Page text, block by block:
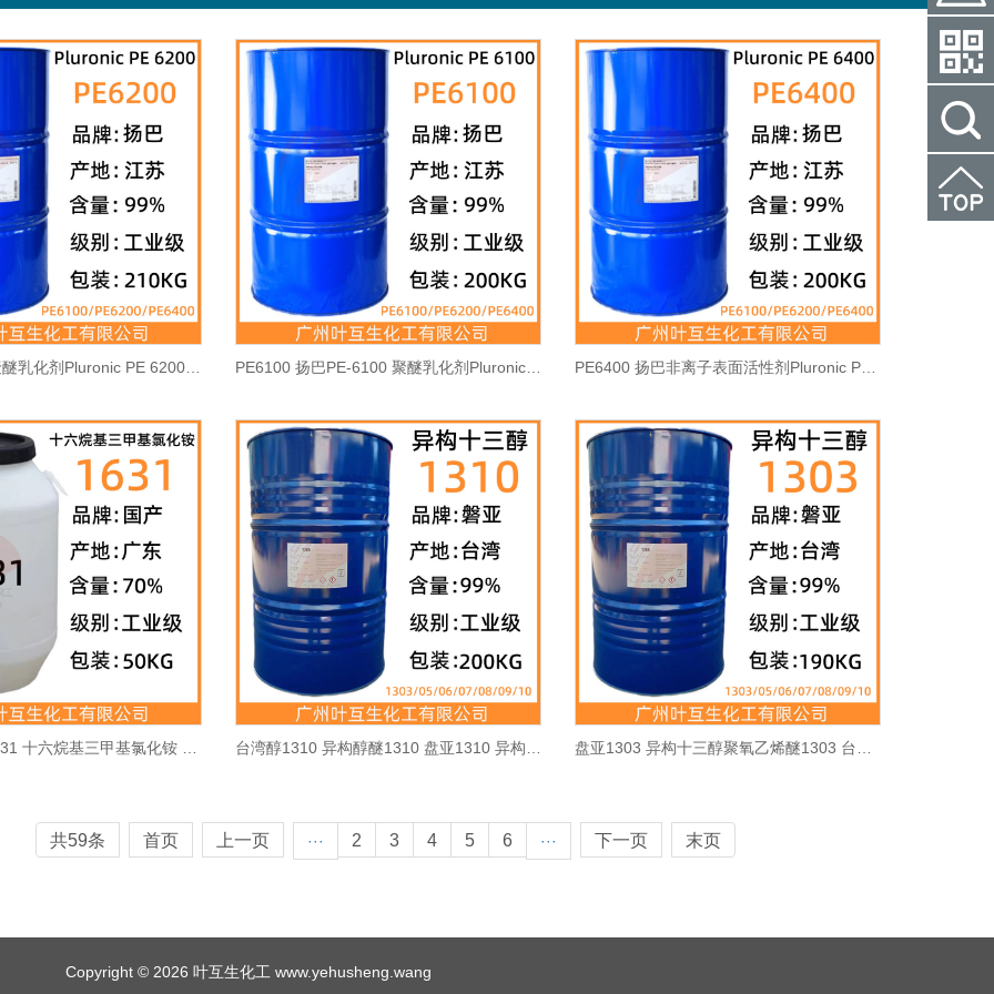
PE6200 Basf聚醚乳化剂Pluronic PE 6200 浸渍剂 CAS号：9003-11-6 PE6100 扬巴PE-6100 聚醚乳化剂Pluronic PE 6100 CAS号：9003-11-6 PE6400 扬巴非离子表面活性剂Pluronic PE 6400 低泡乳化剂CAS号：9003-11-6
1631 乳化剂1631 十六烷基三甲基氯化铵 CAS号：112-02-7 台湾醇1310 异构醇醚1310 盘亚1310 异构十三醇乳化剂 CAS号：9043-30-5 盘亚1303 异构十三醇聚氧乙烯醚1303 台湾醇异构醇醚1303 CAS号：9043-30-5
共59条 首页 上一页 ··· 2 3 4 5 6 ··· 下一页 末页
Copyright © 2026 叶互生化工 www.yehusheng.wang